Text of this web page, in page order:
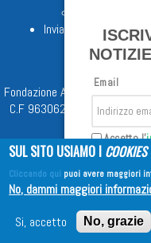
Invia proposta
Fondazione Apostolicam
C.F 96306220581 - REA
Copyright © 2026
Email
Accetto l'
SUL SITO USIAMO I COOKIES
Cliccando qui puoi avere maggiori
No, dammi maggiori
Si, accetto
No, grazie